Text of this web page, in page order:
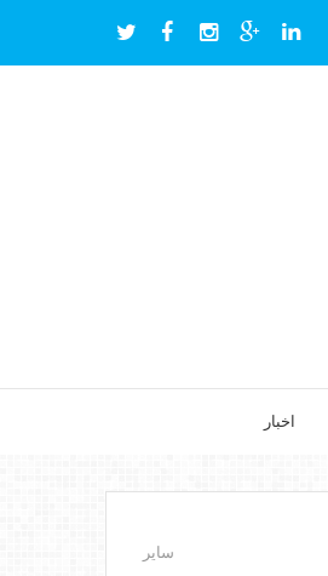
اخبار
سایر